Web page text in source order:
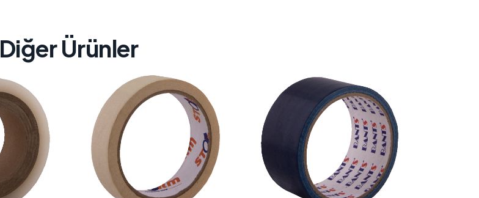
Diğer Ürünler